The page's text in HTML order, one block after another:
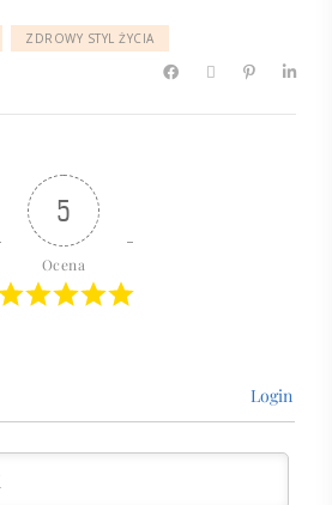
ZDROWY STYL ŻYCIA
5
Ocena
Login